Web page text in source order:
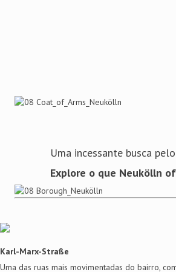
Uma incessante busca
Explore o que Neukölln
Karl-Marx-Straße
Uma das ruas mais movimentadas do bairro,